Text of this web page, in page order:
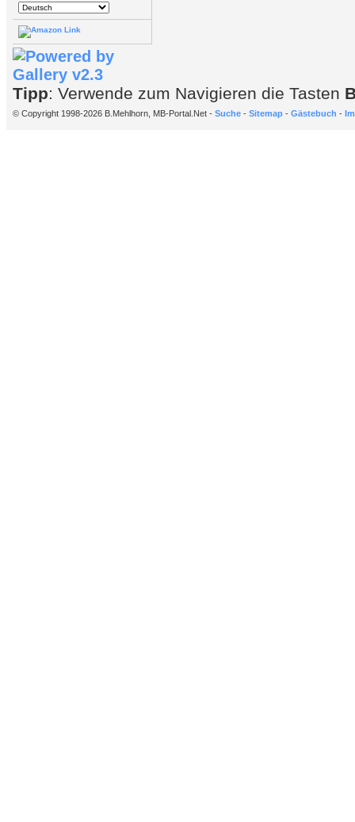
Tipp: Verwende zum Navigieren die Tasten
© Copyright 1998-2026 B.Mehlhorn, MB-Portal.Net - Suche - Sitemap - Gästebuch -